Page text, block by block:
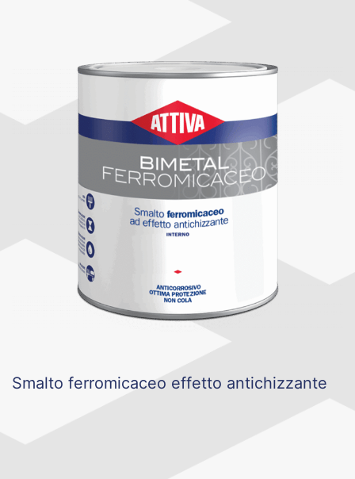
Smalto ferromicaceo effetto antichizzante